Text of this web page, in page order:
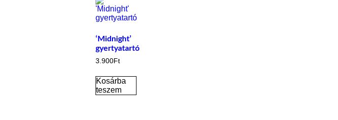
‘Midnight’
gyertyatartó
3.900Ft
Kosárba
teszem